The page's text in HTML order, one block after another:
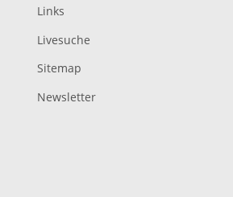
Links
Livesuche
Sitemap
Newsletter